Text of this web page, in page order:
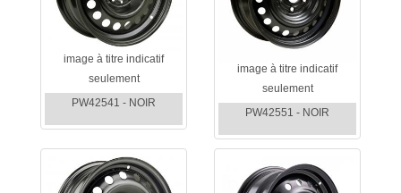
image à titre indicatif
seulement
PW42541 - NOIR
image à titre indicatif
seulement
PW42551 - NOIR